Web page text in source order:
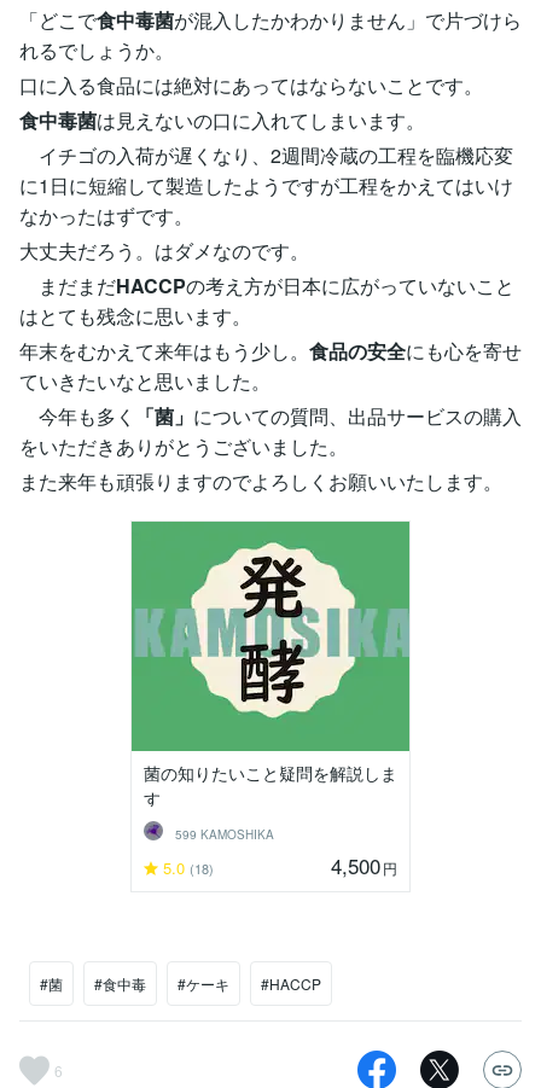
「どこで食中毒菌が混入したかわかりません」で片づけら
れるでしょうか。
口に入る食品には絶対にあってはならないことです。
食中毒菌は見えないの口に入れてしまいます。
イチゴの入荷が遅くなり、2週間冷蔵の工程を臨機応変
に1日に短縮して製造したようですが工程をかえてはいけ
なかったはずです。
大丈夫だろう。はダメなのです。
まだまだHACCPの考え方が日本に広がっていないこと
はとても残念に思います。
年末をむかえて来年はもう少し。 食品の安全にも心を寄せ
ていきたいなと思いました。
今年も多く
「菌」 についての質問、出品サービスの購入
をいただきありがとうございました。
また来年も頑張りますのでよろしくお願いいたします。
菌の知りたいこと疑問を解説しま
す
599 KAMOSHIKA
5.0 (18) 4,500円
#菌 #食中毒 #ケーキ #HACCP
6